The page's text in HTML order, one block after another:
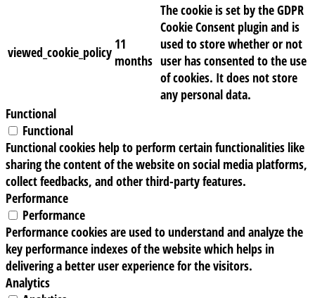
viewed_cookie_policy 11
months
The cookie is set by the GDPR
Cookie Consent plugin and is
used to store whether or not
user has consented to the use
of cookies. It does not store
any personal data.
Functional
Functional
Functional cookies help to perform certain functionalities like
sharing the content of the website on social media platforms,
collect feedbacks, and other third-party features.
Performance
Performance
Performance cookies are used to understand and analyze the
key performance indexes of the website which helps in
delivering a better user experience for the visitors.
Analytics